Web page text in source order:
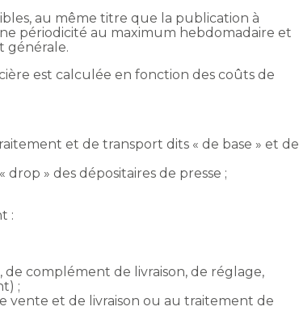
au même titre que la publication à
périodicité au maximum hebdomadaire et
générale.
est calculée en fonction des coûts de
et de transport dits « de base » et de
drop » des dépositaires de presse ;
:
de complément de livraison, de réglage,
;
vente et de livraison ou au traitement de